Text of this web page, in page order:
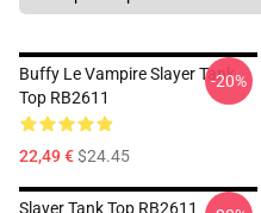
Buffy Le Vampire Slayer Tank
Top RB2611
22,49 €$24.45
-20%
Slayer Tank Top RB2611